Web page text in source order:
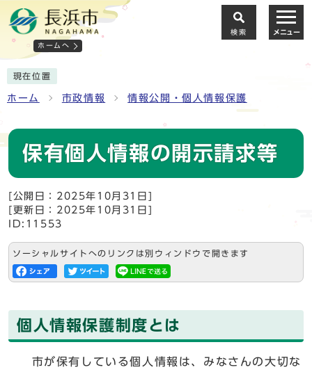
ホームへ
検索 メニュー
現在位置
ホーム 市政情報 情報公開・個人情報保護
保有個人情報の開示請求等
[公開日：2025年10月31日]
[更新日：2025年10月31日]
ID:11553
ソーシャルサイトへのリンクは別ウィンドウで開きます
個人情報保護制度とは
市が保有している個人情報は、みなさんの大切な